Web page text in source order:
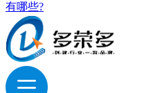
有哪些?